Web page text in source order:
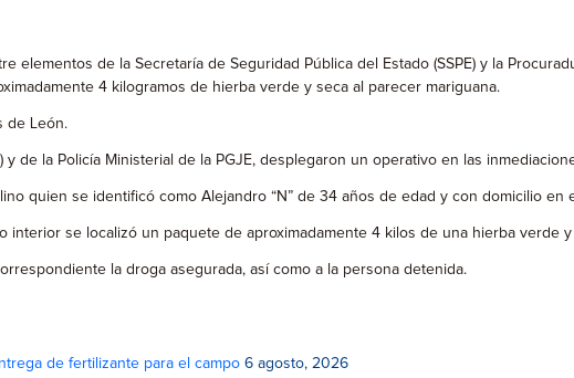
elementos de la Secretaría de Seguridad Pública del Estado (SSPE) y la
4 kilogramos de hierba verde y seca al parecer mariguana.
de León.
de la Policía Ministerial de la PGJE, desplegaron un operativo en las
quien se identificó como Alejandro “N” de 34 años de edad y con domicilio en
se localizó un paquete de aproximadamente 4 kilos de una hierba verde
la droga asegurada, así como a la persona detenida.
de fertilizante para el campo 6 agosto, 2026